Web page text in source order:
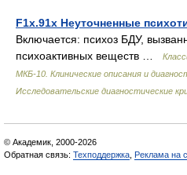
F1х.91х Неуточненные
Включается: психоз БДУ,
психоактивных веществ …
МКБ-10. Клинические описания и
Исследовательские диагностические
© Академик, 2000-2026
Обратная связь: Техподдержка Реклама на